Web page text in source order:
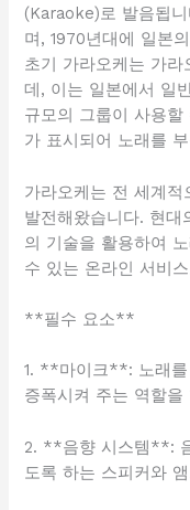
(Karaoke)로 발음됩
며, 1970년대에 일본
초기 가라오케는 가
데, 이는 일본에서 일
규모의 그룹이 사용
가 표시되어 노래를
가라오케는 전 세계
발전해왔습니다. 현
의 기술을 활용하여
수 있는 온라인 서비
**필수 요소**
1. **마이크**: 노래를
증폭시켜 주는 역할을
2. **음향 시스템**:
도록 하는 스피커와